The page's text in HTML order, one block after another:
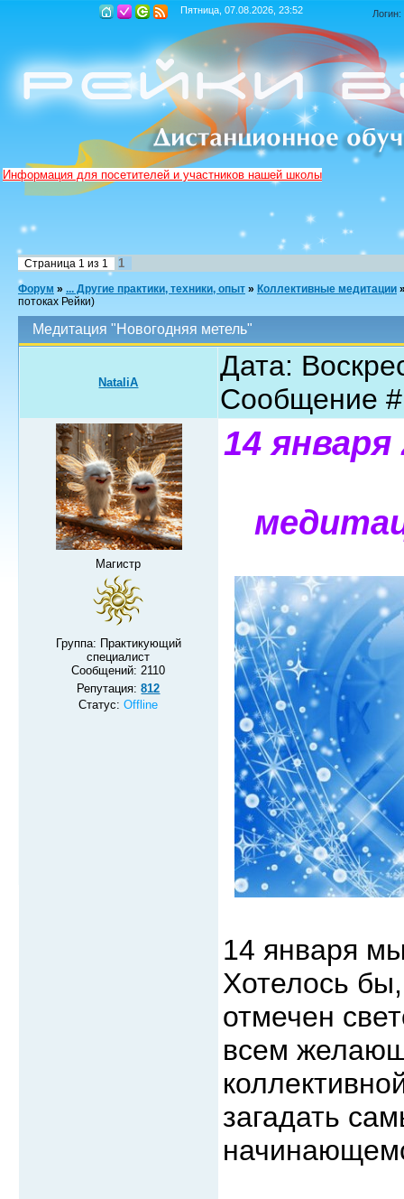
Пятница, 07.08.2026, 23:52 Логин:
Информация для посетителей и участников нашей школы
Страница 1 из 1 1
Форум » ... Другие практики, техники, опыт » Коллективные медитации
потоках Рейки)
Медитация "Новогодняя метель"
NataliA
Дата:
Сообщение
Магистр
Группа: Практикующий
специалист
Сообщений: 2110
Репутация:812
Статус:Offline
14 января
14 января
Хотелось
отмечен
всем
загадать